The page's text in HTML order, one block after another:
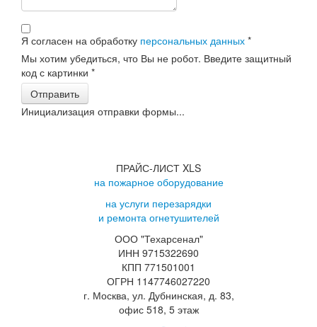
Я согласен на обработку персональных данных *
Мы хотим убедиться, что Вы не робот. Введите защитный
код с картинки *
Отправить
Инициализация отправки формы...
ПРАЙС-ЛИСТ XLS
на пожарное оборудование
на услуги перезарядки
и ремонта огнетушителей
ООО "Техарсенал"
ИНН 9715322690
КПП 771501001
ОГРН 1147746027220
г. Москва, ул. Дубнинская, д. 83,
офис 518, 5 этаж